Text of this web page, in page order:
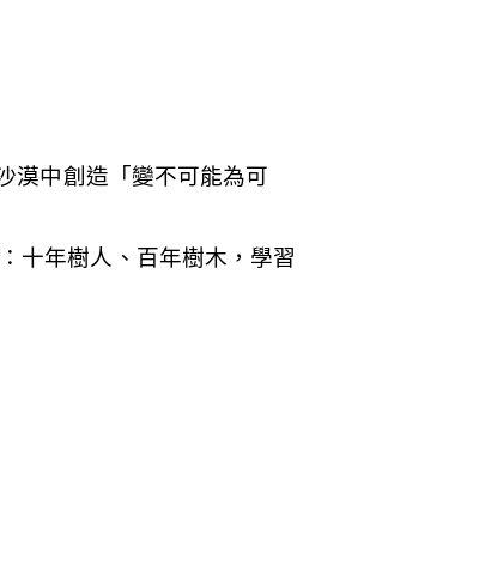
中創造「變不可能為可
十年樹人、百年樹木，學習